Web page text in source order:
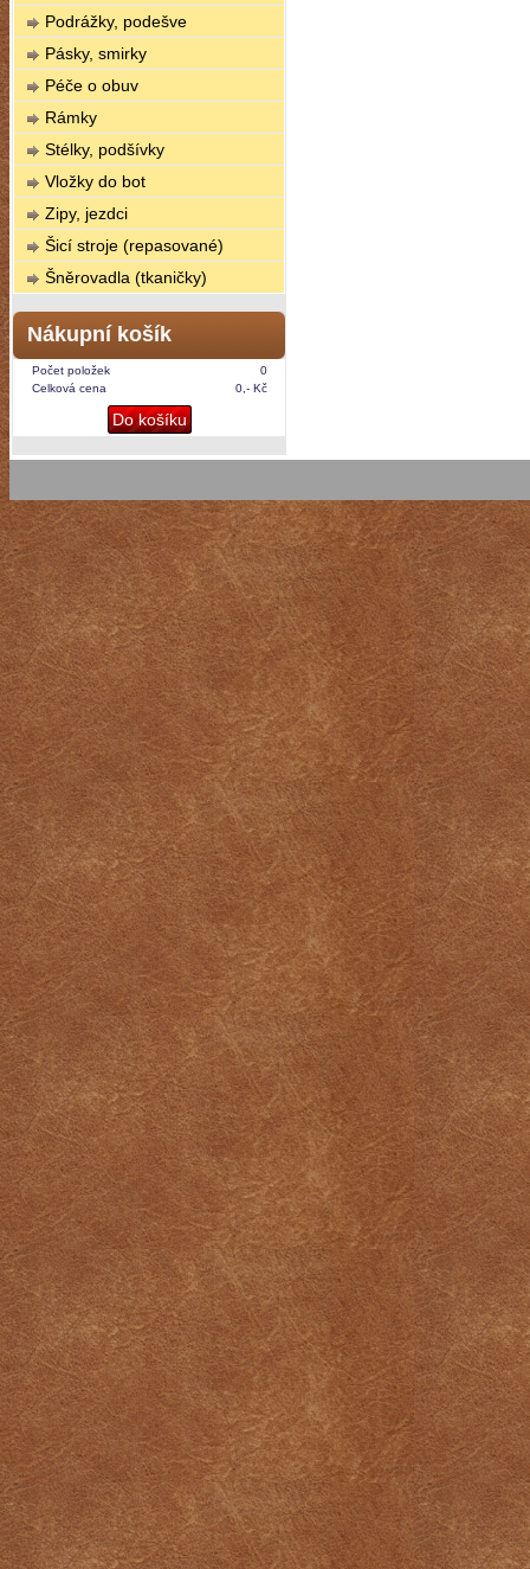
Podrážky, podešve
Pásky, smirky
Péče o obuv
Rámky
Stélky, podšívky
Vložky do bot
Zipy, jezdci
Šicí stroje (repasované)
Šněrovadla (tkaničky)
Nákupní košík
Počet položek
0
Celková cena
0,- Kč
Do košíku